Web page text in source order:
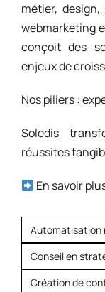
métier,
webmarketing
conçoit des
enjeux de
Nos piliers :
​Soledis
réussites
En savoir
Automatisation
Conseil en
Création de